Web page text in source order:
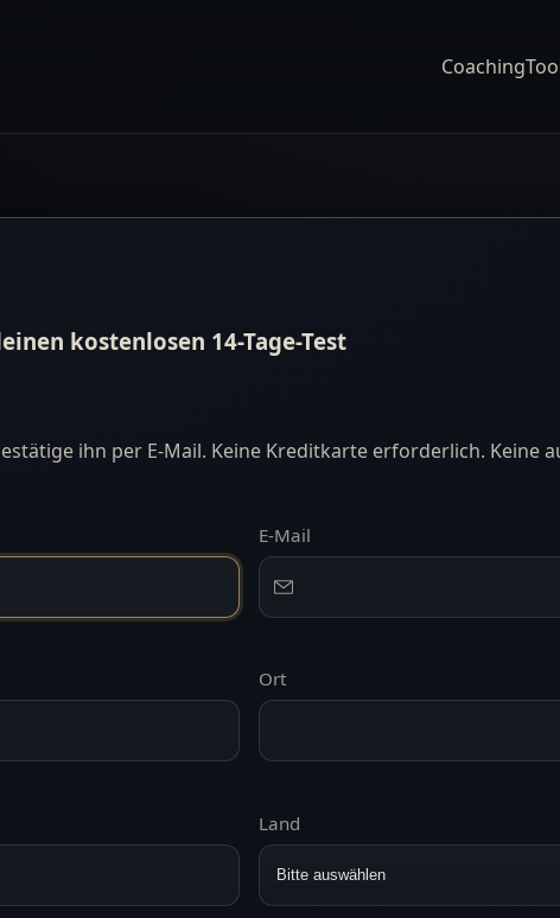
Coaching
kostenlosen 14-Tage-Test
ihn per E-Mail. Keine Kreditkarte erforderlich. Keine
E-Mail
Ort
Land